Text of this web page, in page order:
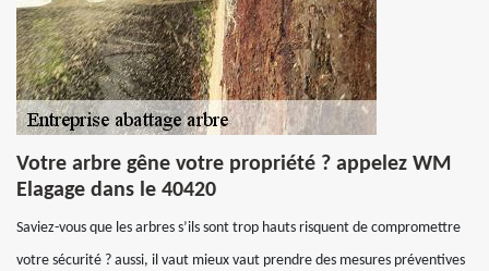
Votre arbre gêne votre propriété ? appelez WM
Elagage dans le 40420
Saviez-vous que les arbres s’ils sont trop hauts risquent de compromettre
votre sécurité ? aussi, il vaut mieux vaut prendre des mesures préventives